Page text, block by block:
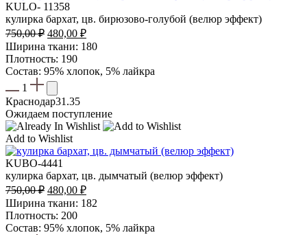
KULO- 11358
кулирка бархат, цв. бирюзово-голубой (велюр эффект)
750,00₽ Первоначальная
цена
составляла
750,00 ₽.
480,00 ₽Текущая
цена:
Ширина ткани: 180
Плотность: 190
Состав: 95% хлопок, 5% лайкра
1
Краснодар31.35
Ожидаем поступление
Add to Wishlist
KUBO-4441
кулирка бархат, цв. дымчатый (велюр эффект)
750,00₽ Первоначальная
цена
составляла
750,00 ₽.
480,00 ₽Текущая
цена:
Ширина ткани: 182
Плотность: 200
Состав: 95% хлопок, 5% лайкра